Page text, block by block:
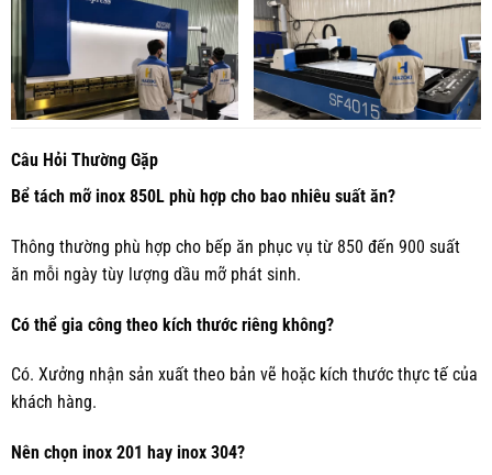
Câu Hỏi Thường Gặp
Bể tách mỡ inox 850L phù hợp cho bao nhiêu suất ăn?
Thông thường phù hợp cho bếp ăn phục vụ từ 850 đến 900 suất
ăn mỗi ngày tùy lượng dầu mỡ phát sinh.
Có thể gia công theo kích thước riêng không?
Có. Xưởng nhận sản xuất theo bản vẽ hoặc kích thước thực tế của
khách hàng.
Nên chọn inox 201 hay inox 304?